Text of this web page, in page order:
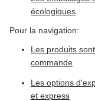
écologiques
Pour la navigation:
Les produits
commande
Les options
et express